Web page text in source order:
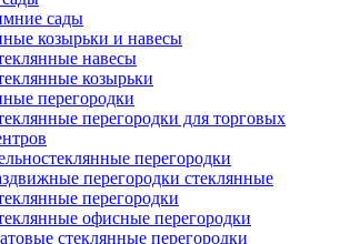
сады
козырьки и навесы
навесы
козырьки
перегородки
перегородки для торговых
перегородки
перегородки стеклянные
перегородки
офисные перегородки
стеклянные перегородки